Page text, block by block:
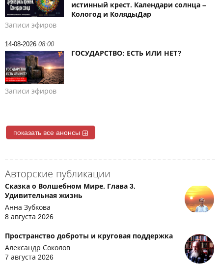
истинный крест. Календари солнца –
Кологод и КолядыДар
Записи эфиров
14-08-2026 08:00
ГОСУДАРСТВО: ЕСТЬ ИЛИ НЕТ?
Записи эфиров
показать все анонсы
Авторские публикации
Сказка о Волшебном Мире. Глава 3.
Удивительная жизнь
Анна Зубкова
8 августа 2026
Пространство доброты и круговая поддержка
Александр Соколов
7 августа 2026